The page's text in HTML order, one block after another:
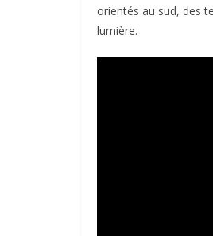
orientés au sud, des
lumière.